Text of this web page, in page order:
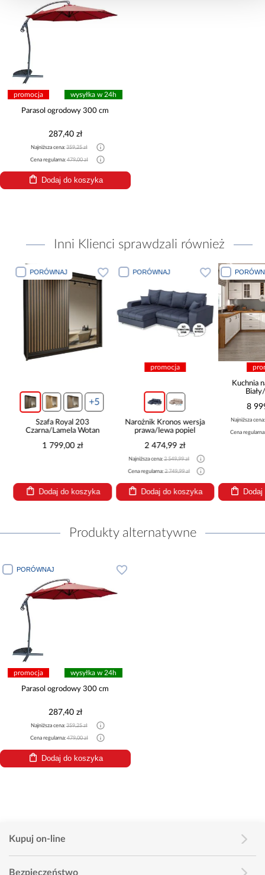
promocja wysyłka w 24h
Parasol ogrodowy 300 cm
287,40 zł
Najniższa cena:359,25 zł
Cena regularna:479,00 zł
Dodaj do koszyka
Inni Klienci sprawdzali również
PORÓWNAJ
+5
Szafa Royal 203
Czarna/Lamela Wotan
1 799,00 zł
Dodaj do koszyka
PORÓWNAJ
promocja
Narożnik Kronos wersja
prawa/lewa popiel
2 474,99 zł
Najniższa cena:2 549,99 zł
Cena regularna:2 749,99 zł
Dodaj do koszyka
Kuchnia
8
Najniższa
Cena
Produkty alternatywne
PORÓWNAJ
promocja wysyłka w 24h
Parasol ogrodowy 300 cm
287,40 zł
Najniższa cena:359,25 zł
Cena regularna:479,00 zł
Dodaj do koszyka
Kupuj on-line
Bezpieczeństwo